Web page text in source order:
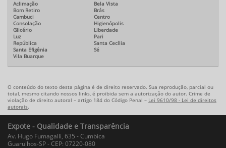
Aclimação
Bela Vista
Bom Retiro
Brás
Cambuci
Centro
Consolação
Higienópolis
Glicério
Liberdade
Luz
Pari
República
Santa Cecília
Santa Efigênia
Sé
Vila Buarque
O conteúdo do texto desta página é de direito reservado. Sua reprodução, parcial ou
total, mesmo citando nossos links, é proibida sem a autorização do autor. Crime de
violação de direito autoral – artigo 184 do Código Penal – Lei 9610/98 - Lei de direitos
autorais.
Expote - Qualidade e Transparência
Av. Hugo Fumagalli, 635 - Cumbica
Guarulhos-SP - CEP: 07220-080